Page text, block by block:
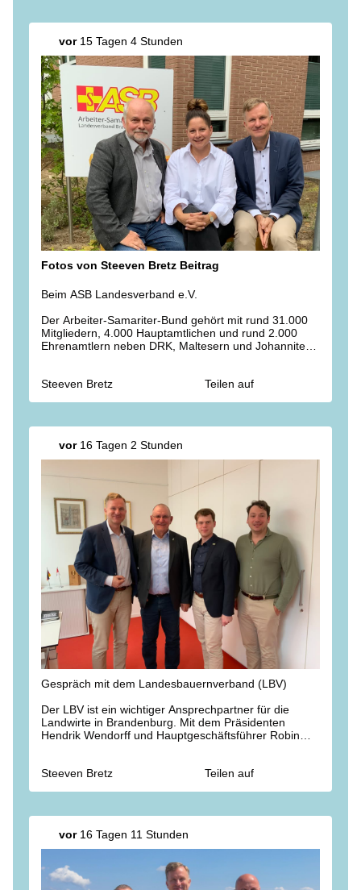
#deutschland
#Bundeswehr
#NATO
vor15 Tagen 4 Stunden
Fotos von Steeven Bretz Beitrag
Beim ASB Landesverband e.V.
Der Arbeiter-Samariter-Bund gehört mit rund 31.000
Mitgliedern, 4.000 Hauptamtlichen und rund 2.000
Ehrenamtlern neben DRK, Maltesern und Johannitern
über Pflege, Gesundheit, Ehrenamt, Rettungsdienst
Ein Herzensprojekt dieser Hilfsorganisation ist darüber
hinaus der ASB-Wünschewagen, der seit nunmehr
zehn Jahren die letzten Wünsche Sterbenskranker in
die Tat umsetzt. Für dieses spendenfinanzierte
Engagement kann man gar nicht genug danken!
Steeven Bretz Teilen auf
vor16 Tagen 2 Stunden
Gespräch mit dem Landesbauernverband (LBV)
Der LBV ist ein wichtiger Ansprechpartner für die
Landwirte in Brandenburg. Mit dem Präsidenten
Hendrik Wendorff und Hauptgeschäftsführer Robin
Förderprogrammen über Düngemittel bis zur
Rindern, Schweinen und Ackerbau. Schon in der
achten Klasse machte er den Traktorführerschein, um
in den Ferien tatkräftig mitzuhelfen.
Steeven Bretz Teilen auf
vor16 Tagen 11 Stunden